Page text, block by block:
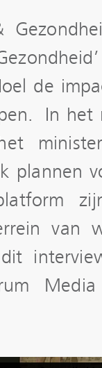
de
In het
plannen
van